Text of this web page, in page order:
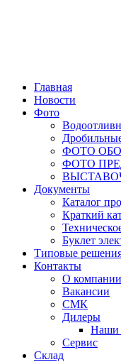
Главная
Новости
Фото
ФОТО
ФОТО
Документы
Каталог
Краткий
Буклет
Типовые
Контакты
О компании
Вакансии
СМК
Дилеры
Наши
Сервис
Склад